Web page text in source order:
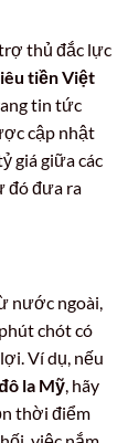
thủ đắc lực
tiền Việt
tin tức
cập nhật
giá giữa các
đó đưa ra
nước ngoài,
chót có
Ví dụ, nếu
la Mỹ , hãy
thời điểm